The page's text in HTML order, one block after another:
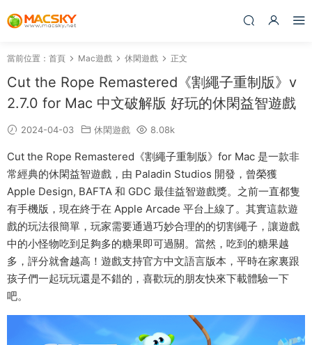
當前位置： 首頁 Mac遊戲 休閑遊戲 正文
Cut the Rope Remastered《割繩子重制版》v
2.7.0 for Mac 中文破解版 好玩的休閑益智遊戲
2024-04-03 休閑遊戲 8.08k
Cut the Rope Remastered《割繩子重制版》for Mac 是一款非
常經典的休閑益智遊戲，由 Paladin Studios 開發，曾榮獲
Apple Design, BAFTA 和 GDC 最佳益智遊戲獎。之前一直都隻
有手機版，現在終于在 Apple Arcade 平台上線了。其實這款遊
戲的玩法很簡單，玩家需要通過巧妙合理的的切割繩子，讓遊戲
中的小怪物吃到足夠多的糖果即可過關。當然，吃到的糖果越
多，評分就會越高！遊戲支持官方中文語言版本，平時在家裏跟
孩子們一起玩玩還是不錯的，喜歡玩的朋友快來下載體驗一下
吧。